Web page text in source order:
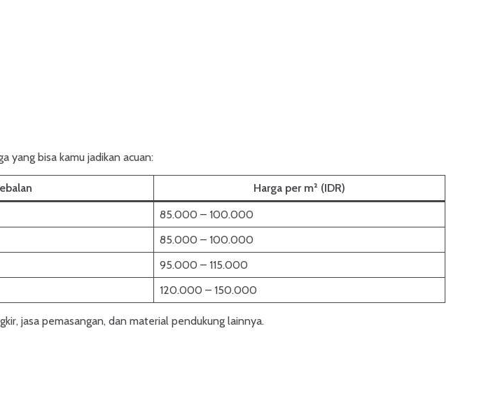
yang bisa kamu jadikan acuan:
Harga per m² (IDR)
85.000 – 100.000
85.000 – 100.000
95.000 – 115.000
120.000 – 150.000
jasa pemasangan, dan material pendukung lainnya.